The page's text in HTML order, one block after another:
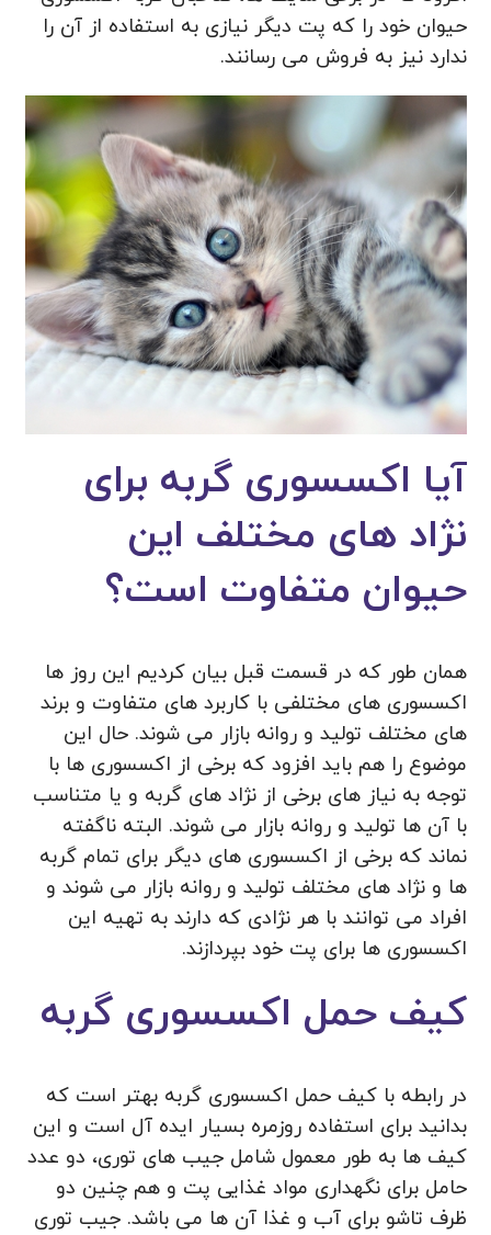
حیوان خود را که پت دیگر نیازی به استفاده از آن را
ندارد نیز به فروش می رسانند.
آیا اکسسوری گربه برای
نژاد های مختلف این
حیوان متفاوت است؟
همان طور که در قسمت قبل بیان کردیم این روز ها
اکسسوری های مختلفی با کاربرد های متفاوت و برند
های مختلف تولید و روانه بازار می‌ شوند. حال این
موضوع را هم باید افزود که برخی از اکسسوری ها با
توجه به نیاز های برخی از نژاد های گربه و یا متناسب
با آن ها تولید و روانه بازار می شوند. البته ناگفته
نماند که برخی از اکسسوری های دیگر برای تمام گربه
ها و نژاد های مختلف تولید و روانه بازار می شوند و
افراد می توانند با هر نژادی که دارند به تهیه این
اکسسوری ها برای پت خود بپردازند.
کیف حمل اکسسوری گربه
در رابطه با کیف حمل اکسسوری گربه بهتر است که
بدانید برای استفاده روزمره بسیار ایده آل است و این
کیف ها به طور معمول شامل جیب های توری، دو عدد
حامل برای نگهداری مواد غذایی پت و هم چنین دو
ظرف تاشو برای آب و غذا آن ها می باشد. جیب توری